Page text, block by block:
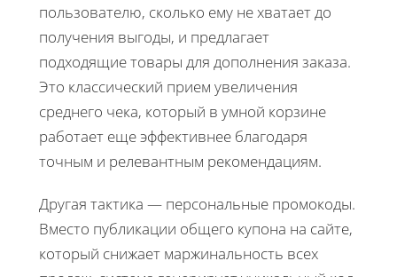
пользователю, сколько ему не хватает до
получения выгоды, и предлагает
подходящие товары для дополнения заказа.
Это классический прием увеличения
среднего чека, который в умной корзине
работает еще эффективнее благодаря
точным и релевантным рекомендациям.
Другая тактика — персональные промокоды.
Вместо публикации общего купона на сайте,
который снижает маржинальность всех